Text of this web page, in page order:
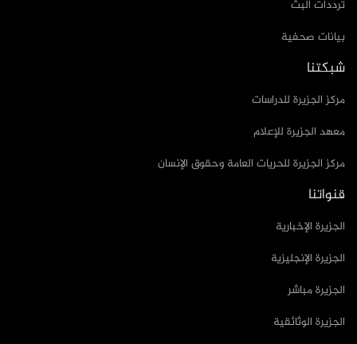
ترددات البث
بيانات صحفية
شبكتنا
مركز الجزيرة للدراسات
معهد الجزيرة للإعلام
مركز الجزيرة للحريات العامة وحقوق الإنسان
قنواتنا
الجزيرة الإخبارية
الجزيرة الإنجليزية
الجزيرة مباشر
الجزيرة الوثائقية